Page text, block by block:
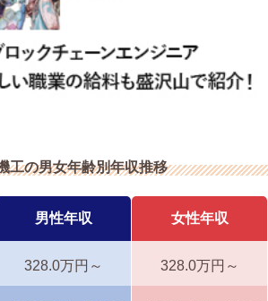
工の男女年齢別年収推移
男性年収 女性年収
328.0万円～ 328.0万円～